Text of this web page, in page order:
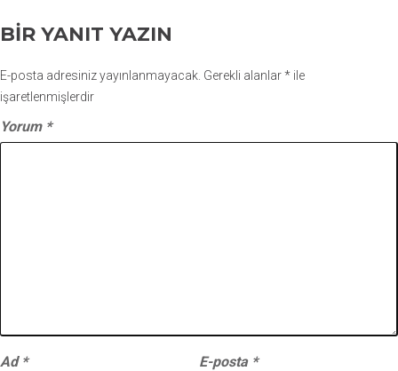
BIR YANIT YAZIN
E-posta adresiniz yayınlanmayacak. Gerekli alanlar* ile
işaretlenmişlerdir
Yorum *
Ad * E-posta *